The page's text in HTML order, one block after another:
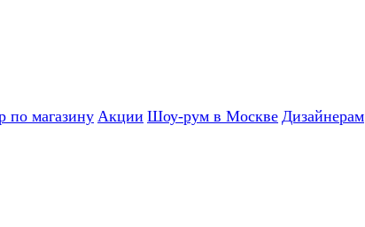
по магазину Акции Шоу-рум в Москве Дизайнерам